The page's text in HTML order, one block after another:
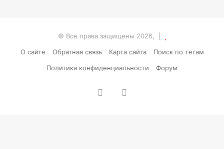
© Все права защищены 2026, |
О сайте
Обратная связь Карта сайта
Поиск по тегам
Политика конфиденциальности
Форум
vk.com